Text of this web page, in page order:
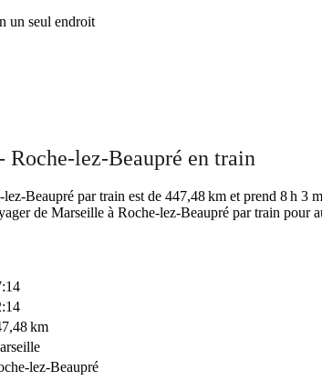
un seul endroit
lez-Beaupré en train
Beaupré par train est de 447,48 km et prend 8 h
de Marseille à Roche-lez-Beaupré par train pour
km
lez-Beaupré